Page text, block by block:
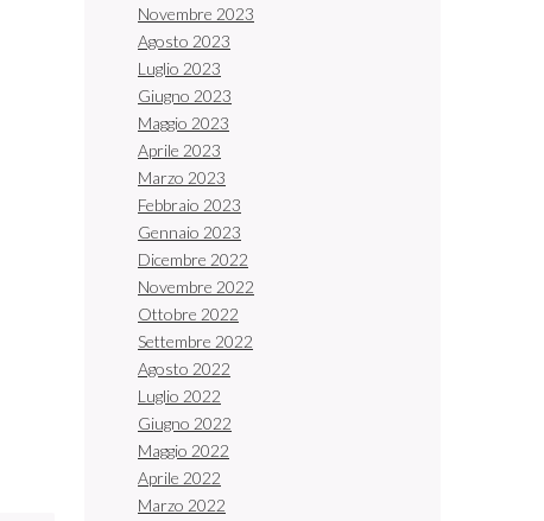
Novembre 2023
Agosto 2023
Luglio 2023
Giugno 2023
Maggio 2023
Aprile 2023
Marzo 2023
Febbraio 2023
Gennaio 2023
Dicembre 2022
Novembre 2022
Ottobre 2022
Settembre 2022
Agosto 2022
Luglio 2022
Giugno 2022
Maggio 2022
Aprile 2022
Marzo 2022